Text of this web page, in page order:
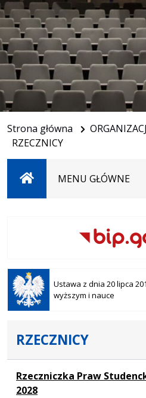
Strona główna
RZECZNICY
StronaMENU GŁÓWNE
Ustawa z dnia 20 lipca
wyższym i nauce
Otwiera
się w
nowej
karcie
RZECZNICY
Rzeczniczka Praw
2028